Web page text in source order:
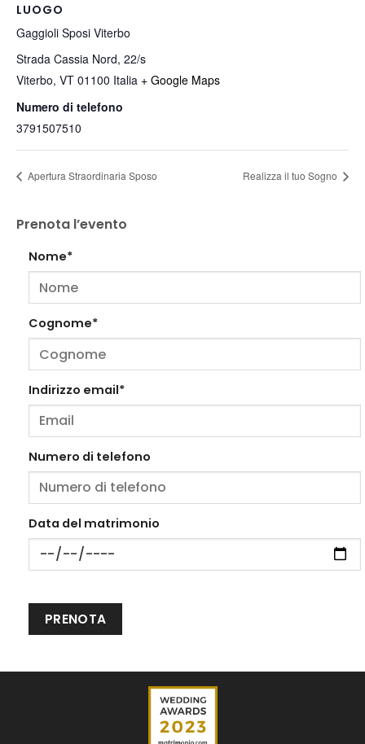
LUOGO
Gaggioli Sposi Viterbo
Strada Cassia Nord, 22/s
Viterbo, VT 01100 Italia + Google Maps
Numero di telefono
3791507510
Apertura Straordinaria Sposo Realizza il tuo Sogno
Prenota l’evento
Nome*
Cognome*
Indirizzo email*
Numero di telefono
Data del matrimonio